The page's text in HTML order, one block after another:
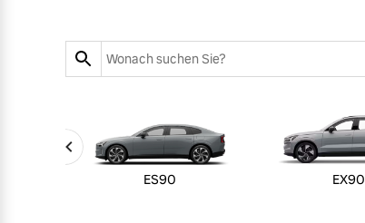
Zubehörkatalog
Service by Volvo
ES90 EX90